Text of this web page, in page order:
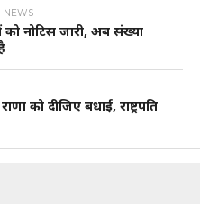
NEWS
को नोटिस जारी, अब संख्या
को दीजिए बधाई, राष्ट्रपति